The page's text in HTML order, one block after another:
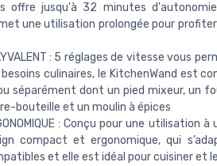
offre jusqu'à 32 minutes
une utilisation prolongée pour
: 5 réglages de vitesse vous
culinaires, le KitchenWand est
séparément dont un pied mixeur, un
bouteille et un moulin à épices
: Conçu pour une utilisation
compact et ergonomique, qui
et elle est idéal pour cuisiner et